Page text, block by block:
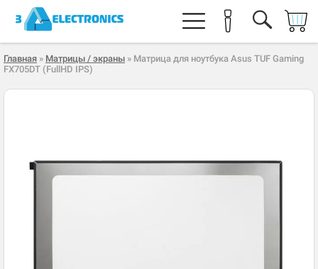
Главная » Матрицы / экраны » Матрица для ноутбука Asus TUF Gaming
FX705DT (FullHD IPS)